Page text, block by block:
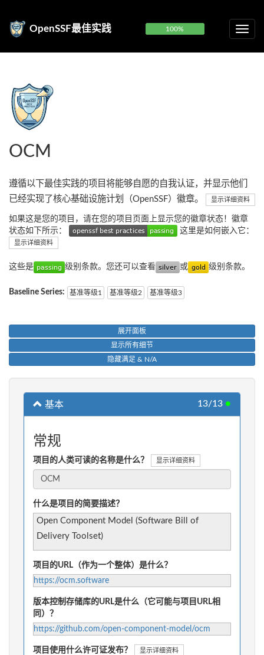
OpenSSF最佳实践 100%
OCM
遵循以下最佳实践的项目将能够自愿的自我认证，并显示他们
已经实现了核心基础设施计划（OpenSSF）徽章。
显示详细资料
如果这是您的项目，请在您的项目页面上显示您的徽章状态！徽章
状态如下所示：
这里是如何嵌入它：
显示详细资料
这些是 级别条款。您还可以查看 或 级别条款。
Baseline Series: 基准等级1 基准等级2 基准等级3
展开面板
显示所有细节
隐藏满足 & N/A
基本 13/13 ●
常规
项目的人类可读的名称是什么？ 显示详细资料
什么是项目的简要描述？
Open Component Model (Software Bill of
Delivery Toolset)
项目的URL（作为一个整体）是什么？
https://ocm.software
版本控制存储库的URL是什么（它可能与项目URL相
同）？
https://github.com/open-component-model/ocm
项目使用什么许可证发布？ 显示详细资料